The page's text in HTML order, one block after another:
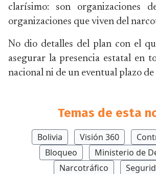
clarísimo: son organizaciones
organizaciones que viven del
No dio detalles del plan con el
asegurar la presencia estatal en
nacional ni de un eventual plazo de
Temas de esta
Bolivia Visión 360
Bloqueo
Ministerio de
Narcotráfico